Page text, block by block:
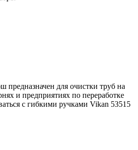
предназначен для очистки труб на
и предприятиях по переработке
с гибкими ручками Vikan 53515